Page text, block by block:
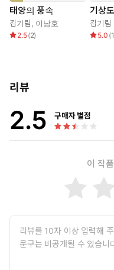
태양의 풍속
김기림, 이남호
2.5(2)
기상도
김기림
5.0 (1
리뷰
2.5 구매자 별점
이 작